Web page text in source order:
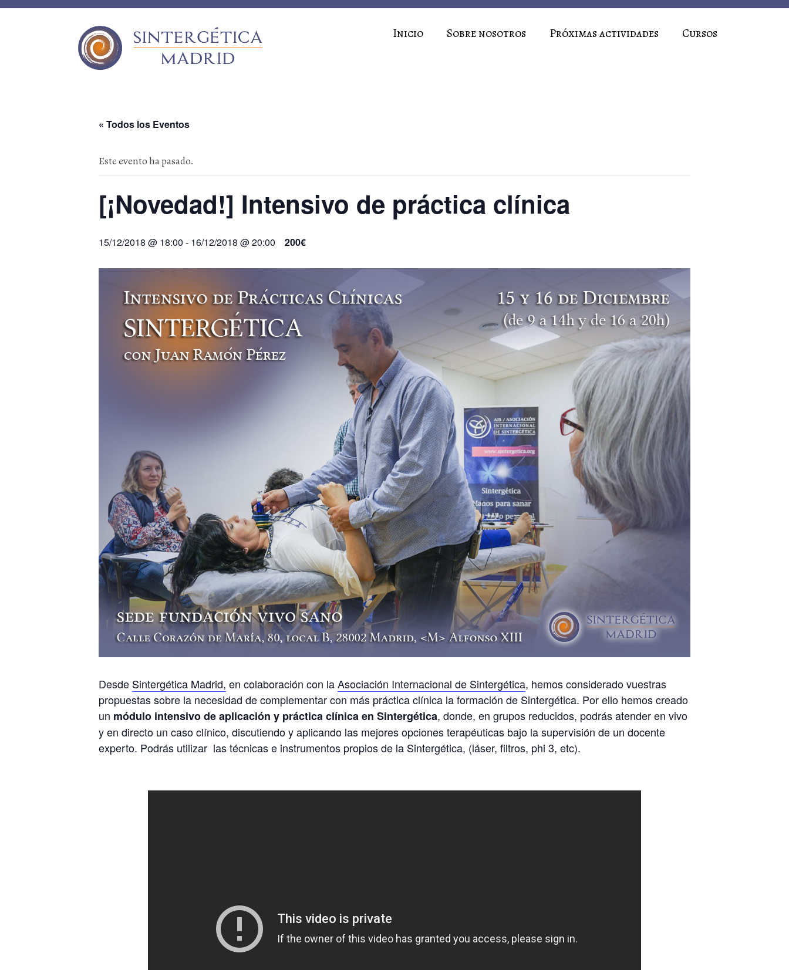
Inicio Sobre nosotros Próximas actividades Cursos
« Todos los Eventos
Este evento ha pasado.
[¡Novedad!] Intensivo de práctica clínica
15/12/2018 @ 18:00 - 16/12/2018 @ 20:00 200€
Desde Sintergética Madrid, en colaboración con laAsociación Internacional de Sintergética, hemos considerado vuestras
propuestas sobre la necesidad de complementar con más práctica clínica la formación de Sintergética. Por ello hemos creado
un módulo intensivo de aplicación y práctica clínica en Sintergética, donde, en grupos reducidos, podrás atender en vivo
y en directo un caso clínico, discutiendo y aplicando las mejores opciones terapéuticas bajo la supervisión de un docente
experto. Podrás utilizar las técnicas e instrumentos propios de la Sintergética, (láser, filtros, phi 3, etc).